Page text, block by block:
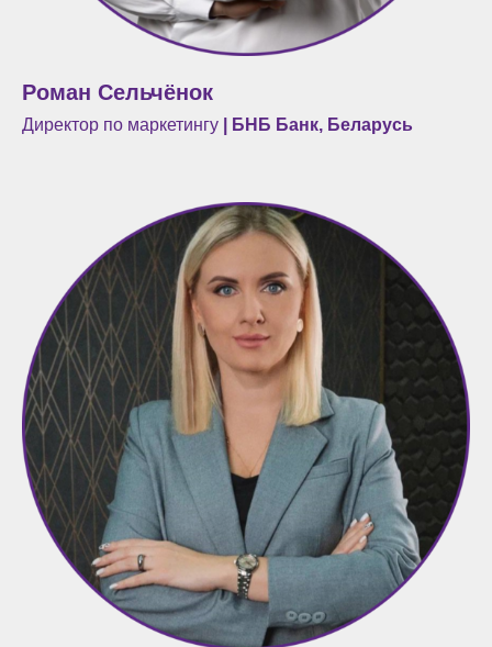
Роман Сельчёнок
Директор по маркетингу | БНБ Банк, Беларусь